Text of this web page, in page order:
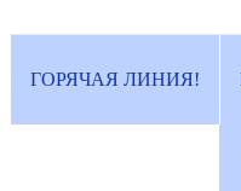
ГОРЯЧАЯ ЛИНИЯ!